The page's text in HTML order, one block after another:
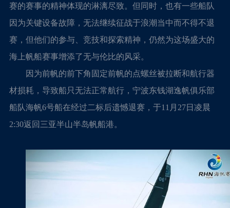
赛的赛事的精神体现的淋漓尽致。但同时，也有一些船队
因为关键设备故障，无法继续征战于浪潮当中而不得不退
赛，但他们的参与、竞技和探索精神，仍然为这场盛大的
海上帆船赛事增添了无与伦比的风采。
因为前帆的前下角固定前帆的点螺丝被拉断和航行器
材损耗，导致船只无法正常航行，宁波东钱湖逸帆俱乐部
船队海帆6号船在经过二标后遗憾退赛，于11月27日凌晨
2:30返回三亚半山半岛帆船港。